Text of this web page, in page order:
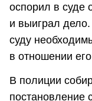
оспорил в
и выиграл
суду
в отношении
В полиции
постановление